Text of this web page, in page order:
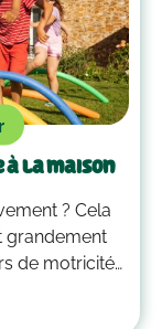
la maison
? Cela
grandement
de motricité
faire un